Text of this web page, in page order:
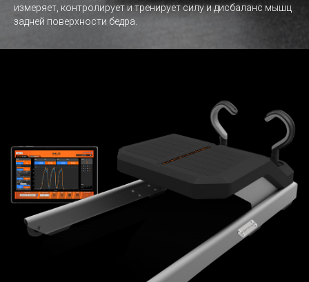
измеряет, контролирует и тренирует силу и дисбаланс мышц
задней поверхности бедра.